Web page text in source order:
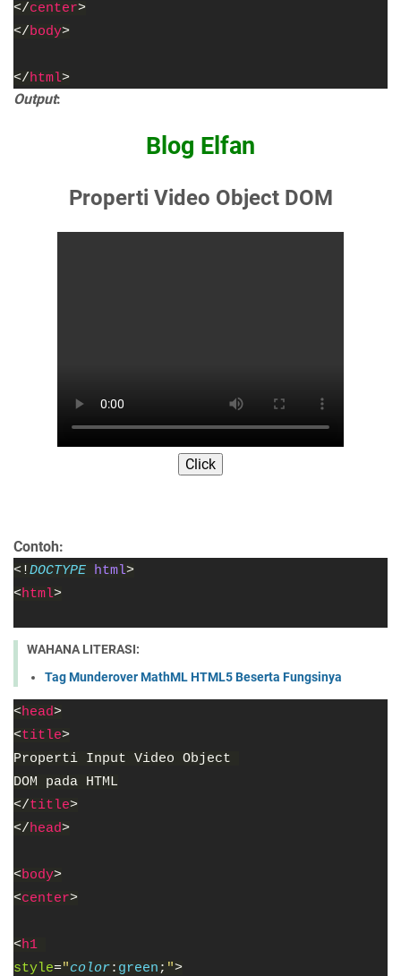
</center>
</body>
</html>
Output:
Blog Elfan
Properti Video Object DOM
Click
Contoh:
<!DOCTYPE html>
<html>
WAHANA LITERASI:
Tag Munderover MathML HTML5 Beserta Fungsinya
<head>
<title>
Properti Input Video Object
DOM pada HTML
</title>
</head>
<body>
<center>
<h1
style="color: green ; ">